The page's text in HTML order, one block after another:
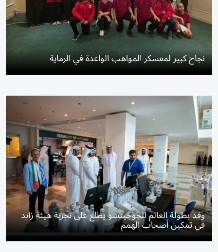
نجاح كبير لمعسكر المواهب الواعدة في الرماية
وفد بطولة العالم للجوجيتسو يطلع على تجربة هيئة زايد
في تمكين أصحاب الهمم